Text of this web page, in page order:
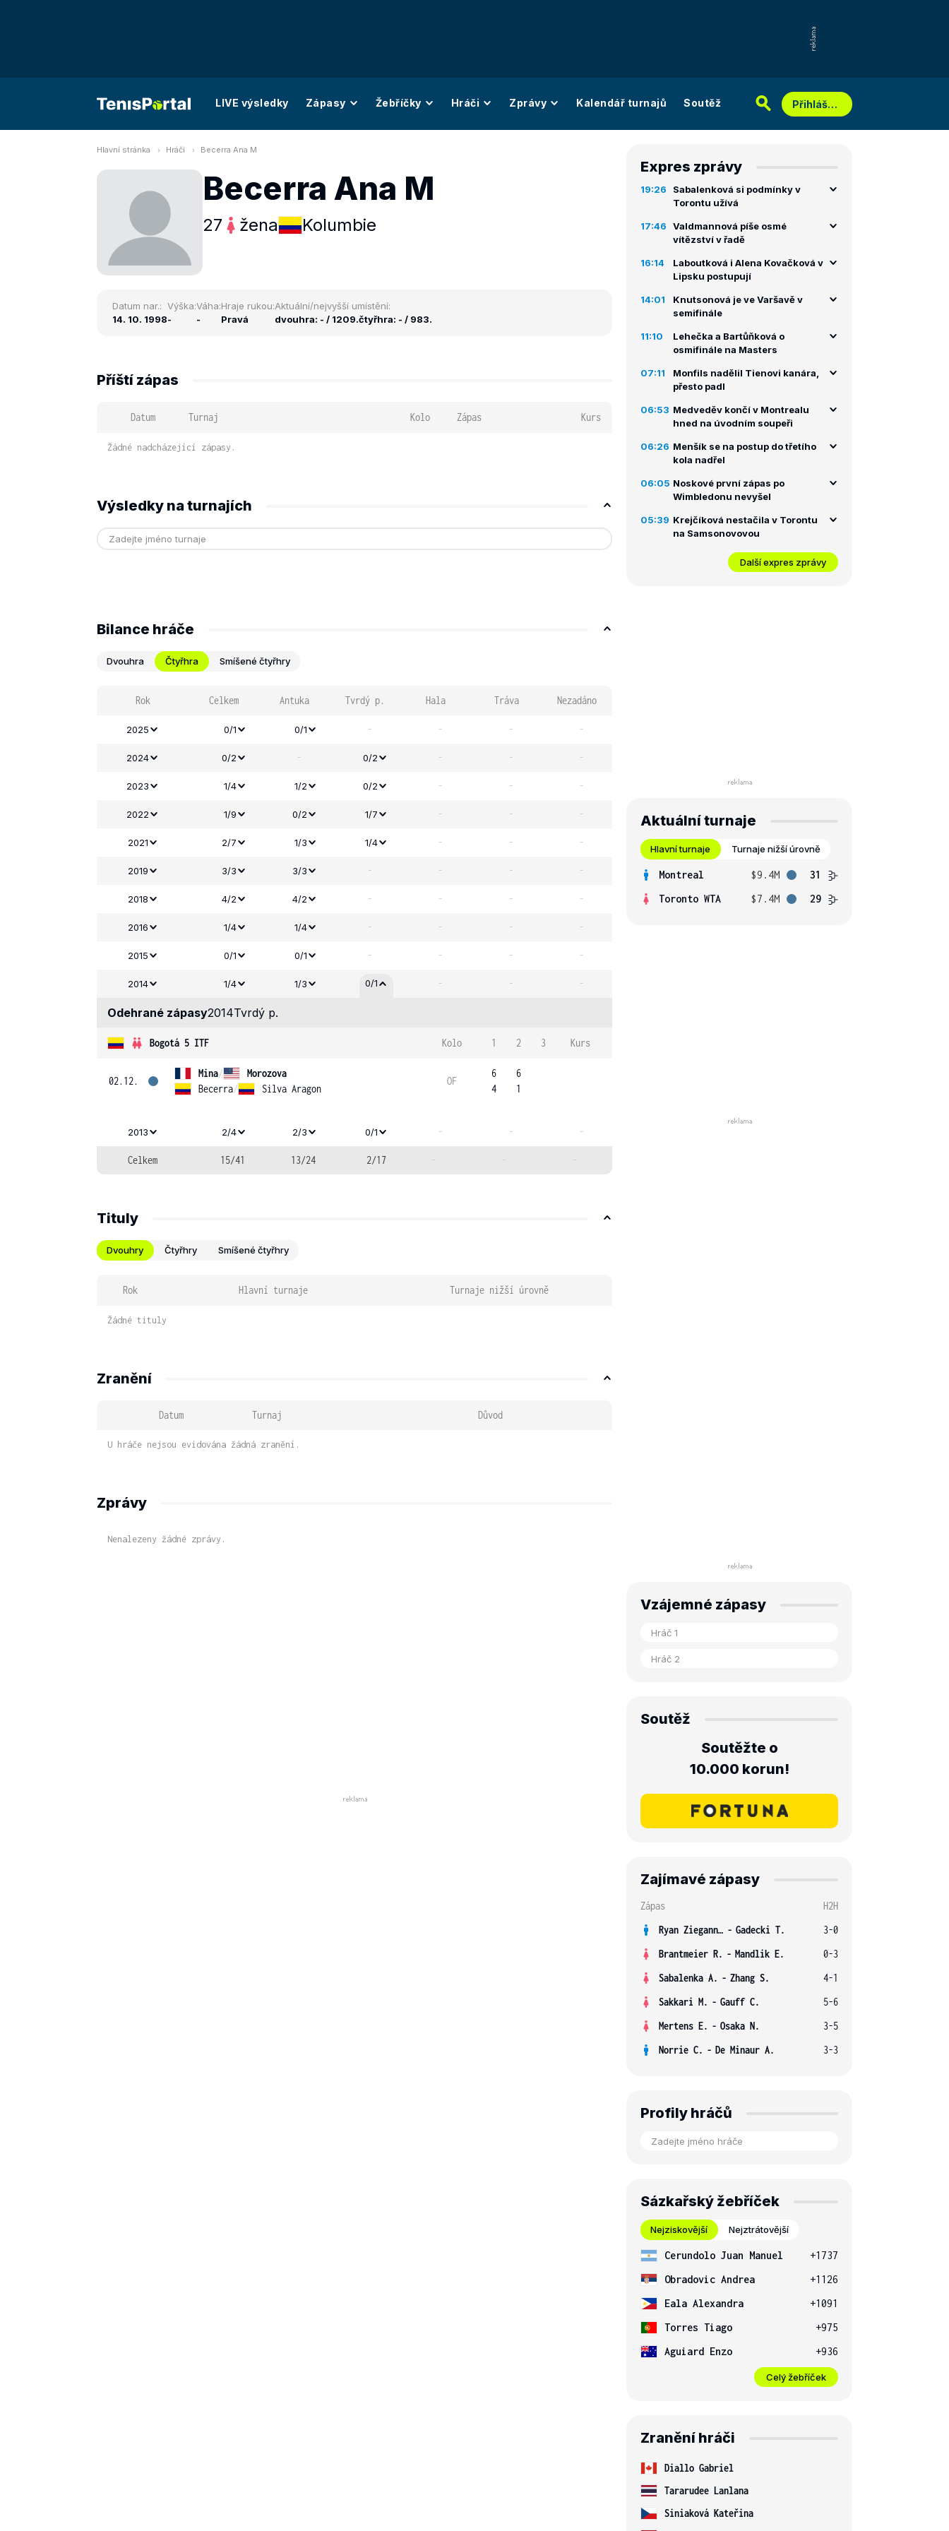
LIVE výsledky Zápasy Žebříčky Hráči Zprávy Kalendář turnajů Soutěž Přihlášení
Hlavní stránka Hráči Becerra Ana M
Becerra Ana M
27 žena Kolumbie
Datum nar.:
14. 10. 1998
Výška:
-
Váha:
-
Hraje rukou:
Pravá
Aktuální/nejvyšší umístění:
dvouhra: - / 1209.čtyřhra: - / 983.
Příští zápas
Datum Turnaj Kolo Zápas Kurs
Žádné nadcházející zápasy.
Výsledky na turnajích
Bilance hráče
Dvouhra Čtyřhra Smíšené čtyřhry
Rok Celkem Antuka Tvrdý p. Hala Tráva Nezadáno
2025 0/1 0/1 - - - -
2024 0/2 - 0/2 - - -
2023 1/4 1/2 0/2 - - -
2022 1/9 0/2 1/7 - - -
2021 2/7 1/3 1/4 - - -
2019 3/3 3/3 - - - -
2018 4/2 4/2 - - - -
2016 1/4 1/4 - - - -
2015 0/1 0/1 - - - -
2014 1/4 1/3 0/1 - - -
Odehrané zápasy2014Tvrdý p.
Bogotá 5 ITF Kolo 1 2 3 Kurs
02.12.
Mina/
Morozova
Becerra/ Silva Aragon
OF
6
4
6
1
2013 2/4 2/3 0/1 - - -
Celkem 15/41 13/24 2/17 - - -
Tituly
Dvouhry Čtyřhry Smíšené čtyřhry
Rok Hlavní turnaje Turnaje nižší úrovně
Žádné tituly
Zranění
Datum Turnaj Důvod
U hráče nejsou evidována žádná zranění.
Zprávy
Nenalezeny žádné zprávy.
Expres zprávy
19:26
Sabalenková si podmínky v
Torontu užívá
17:46
Valdmannová píše osmé
vítězství v řadě
16:14
Laboutková i Alena Kovačková v
Lipsku postupují
14:01
Knutsonová je ve Varšavě v
semifinále
11:10
Lehečka a Bartůňková o
osmifinále na Masters
07:11
Monfils nadělil Tienovi kanára,
přesto padl
06:53 Medveděv končí v Montrealu
hned na úvodním soupeři
06:26 Menšík se na postup do třetího
kola nadřel
06:05 Noskové první zápas po
Wimbledonu nevyšel
05:39 Krejčíková nestačila v Torontu
na Samsonovovou
Další expres zprávy
Aktuální turnaje
Hlavní turnaje Turnaje nižší úrovně
Montreal $9.4M
31
Toronto WTA
$7.4M 29
Vzájemné zápasy
Soutěž
Soutěžte o
10.000 korun!
Zajímavé zápasy
Zápas
H2H
Ryan Ziegann S. - Gadecki T.
3-0
Brantmeier R. - Mandlik E.
0-3
Sabalenka A. - Zhang S.
4-1
Sakkari M. - Gauff C.
5-6
Mertens E. - Osaka N.
3-5
Norrie C. - De Minaur A. 3-3
Profily hráčů
Sázkařský žebříček
Nejziskovější Nejztrátovější
Cerundolo Juan Manuel
+1737
Obradovic Andrea
+1126
Eala Alexandra
+1091
Torres Tiago
+975
Aguiard Enzo
+936
Celý žebříček
Zranění hráči
Diallo Gabriel
Tararudee Lanlana
Siniaková Kateřina